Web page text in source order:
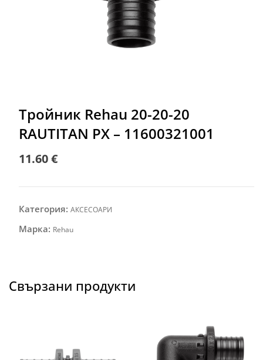
Тройник Rehau 20-20-20
RAUTITAN PX – 11600321001
11.60€
Категория: АКСЕСОАРИ
Марка: Rehau
Свързани продукти